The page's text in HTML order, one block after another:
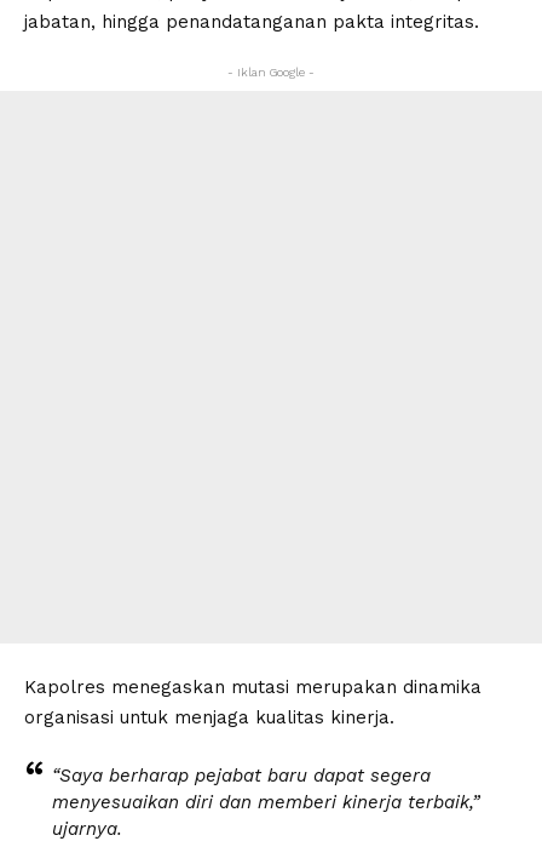
jabatan, hingga penandatanganan pakta integritas.
- Iklan Google -
Kapolres menegaskan mutasi merupakan dinamika
organisasi untuk menjaga kualitas kinerja.
“Saya berharap pejabat baru dapat segera
menyesuaikan diri dan memberi kinerja terbaik,”
ujarnya.